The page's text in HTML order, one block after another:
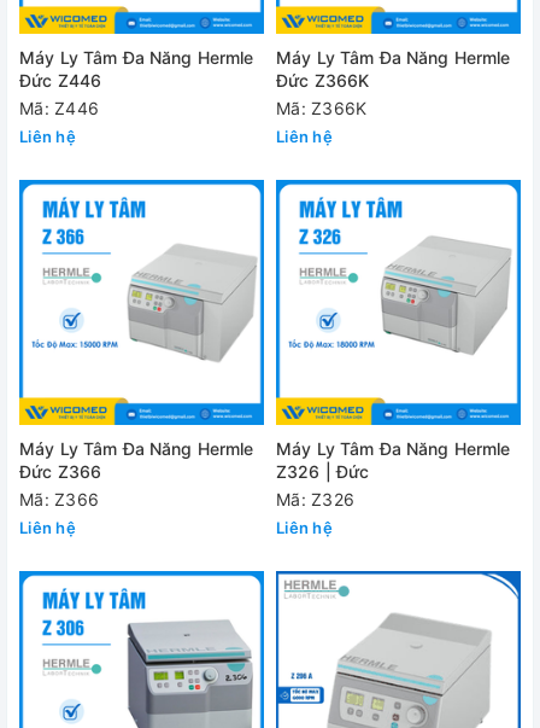
Máy Ly Tâm Đa Năng Hermle
Đức Z446
Mã: Z446
Liên hệ
Máy Ly Tâm Đa Năng Hermle
Đức Z366K
Mã: Z366K
Liên hệ
Máy Ly Tâm Đa Năng Hermle
Đức Z366
Mã: Z366
Liên hệ
Máy Ly Tâm Đa Năng Hermle
Z326 | Đức
Mã: Z326
Liên hệ